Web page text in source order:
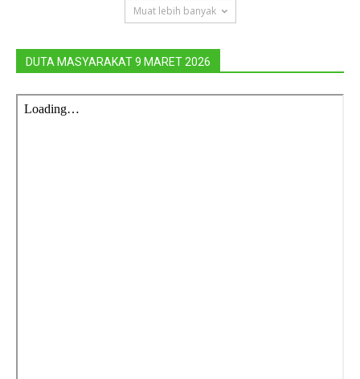
Muat lebih banyak
DUTA MASYARAKAT 9 MARET 2026